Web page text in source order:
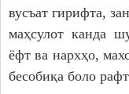
вусъат гирифта,
маҳсулот канда
ёфт ва нархҳо,
бесобиқа боло